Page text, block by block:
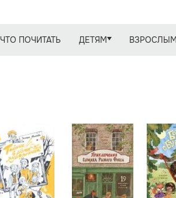
ЧТО ПОЧИТАТЬ ДЕТЯМ